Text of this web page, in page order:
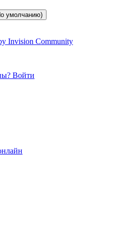
умолчанию)
Invision Community
Войти